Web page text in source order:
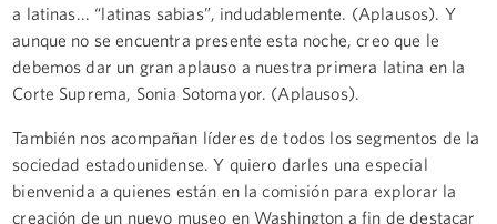
a latinas... “latinas sabias”, indudablemente. (Aplausos). Y
aunque no se encuentra presente esta noche, creo que le
debemos dar un gran aplauso a nuestra primera latina en la
Corte Suprema, Sonia Sotomayor. (Aplausos).
También nos acompañan líderes de todos los segmentos de la
sociedad estadounidense. Y quiero darles una especial
bienvenida a quienes están en la comisión para explorar la
creación de un nuevo museo en Washington a fin de destacar